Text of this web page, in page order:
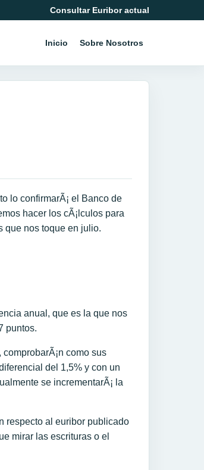
Consultar Euribor actual
Inicio Sobre Nosotros
lo confirmarÃ¡ el Banco de
hacer los cÃ¡lculos para
que nos toque en julio.
anual, que es la que nos
puntos.
como sus
del 1,5% y con un
se incrementarÃ¡ la
respecto al euribor publicado
mirar las escrituras o el